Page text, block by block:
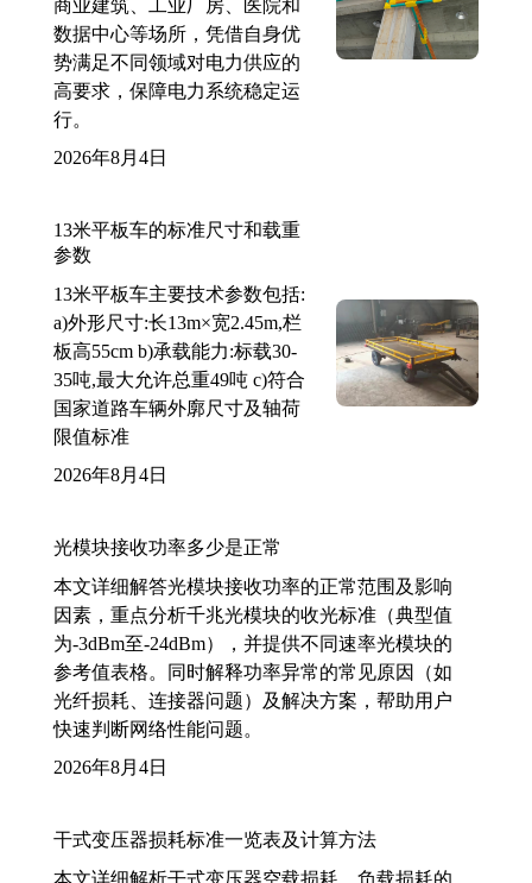
商业建筑、工业厂房、医院和
数据中心等场所，凭借自身优
势满足不同领域对电力供应的
高要求，保障电力系统稳定运
行。
2026年8月4日
13米平板车的标准尺寸和载重
参数
13米平板车主要技术参数包括:
a)外形尺寸:长13m×宽2.45m,栏
板高55cm b)承载能力:标载30-
35吨,最大允许总重49吨 c)符合
国家道路车辆外廓尺寸及轴荷
限值标准
2026年8月4日
光模块接收功率多少是正常
本文详细解答光模块接收功率的正常范围及影响
因素，重点分析千兆光模块的收光标准（典型值
为-3dBm至-24dBm），并提供不同速率光模块的
参考值表格。同时解释功率异常的常见原因（如
光纤损耗、连接器问题）及解决方案，帮助用户
快速判断网络性能问题。
2026年8月4日
干式变压器损耗标准一览表及计算方法
本文详细解析干式变压器空载损耗、负载损耗的